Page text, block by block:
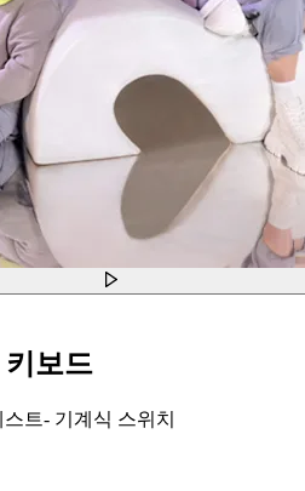
키보드
트- 기계식 스위치